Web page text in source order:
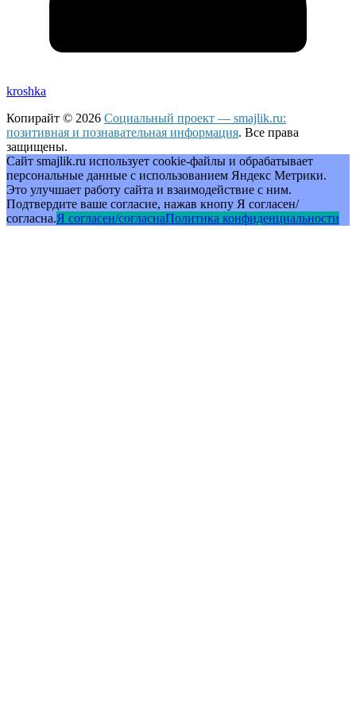
kroshka
Копирайт © 2026 Социальный проект — smajlik.ru:
позитивная и познавательная информация. Все права
защищены.
Сайт smajlik.ru использует cookie-файлы и обрабатывает
персональные данные с использованием Яндекс Метрики.
Это улучшает работу сайта и взаимодействие с ним.
Подтвердите ваше согласие, нажав кнопу Я согласен/
согласна.Я согласен/согласнаПолитика конфиденциальности